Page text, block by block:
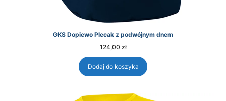
GKS Dopiewo Plecak z podwójnym dnem
124,00 zł
Dodaj do koszyka